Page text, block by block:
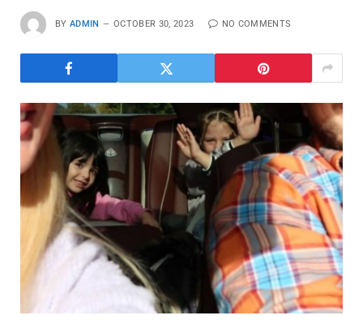
BY ADMIN OCTOBER 30, 2023 NO COMMENTS